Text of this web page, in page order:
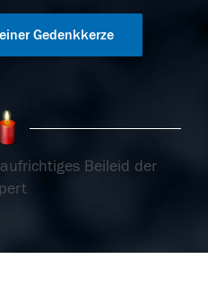
Gedenkkerze
Beileid der